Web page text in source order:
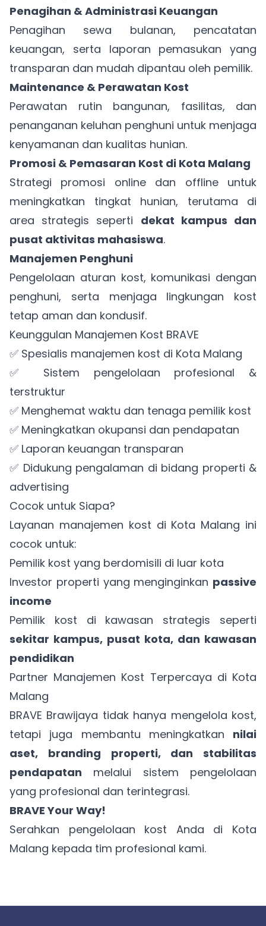
Penagihan & Administrasi Keuangan
Penagihan sewa bulanan, pencatatan
keuangan, serta laporan pemasukan yang
transparan dan mudah dipantau oleh pemilik.
Maintenance & Perawatan Kost
Perawatan rutin bangunan, fasilitas, dan
penanganan keluhan penghuni untuk menjaga
kenyamanan dan kualitas hunian.
Promosi & Pemasaran Kost di Kota Malang
Strategi promosi online dan offline untuk
meningkatkan tingkat hunian, terutama di
area strategis seperti dekat kampus dan
pusat aktivitas mahasiswa.
Manajemen Penghuni
Pengelolaan aturan kost, komunikasi dengan
penghuni, serta menjaga lingkungan kost
tetap aman dan kondusif.
Keunggulan Manajemen Kost BRAVE
✅ Spesialis manajemen kost di Kota Malang
✅ Sistem pengelolaan profesional &
terstruktur
✅ Menghemat waktu dan tenaga pemilik kost
✅ Meningkatkan okupansi dan pendapatan
✅ Laporan keuangan transparan
✅ Didukung pengalaman di bidang properti &
advertising
Cocok untuk Siapa?
Layanan manajemen kost di Kota Malang ini
cocok untuk:
Pemilik kost yang berdomisili di luar kota
Investor properti yang menginginkan passive
income
Pemilik kost di kawasan strategis seperti
sekitar kampus, pusat kota, dan kawasan
pendidikan
Partner Manajemen Kost Terpercaya di Kota
Malang
BRAVE Brawijaya tidak hanya mengelola kost,
tetapi juga membantu meningkatkan nilai
aset, branding properti, dan stabilitas
pendapatan melalui sistem pengelolaan
yang profesional dan terintegrasi.
BRAVE Your Way!
Serahkan pengelolaan kost Anda di Kota
Malang kepada tim profesional kami.